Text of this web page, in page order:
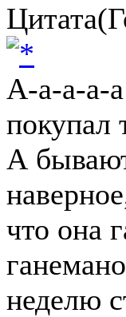
А-а-а-а-
покупал
А
что она
неделю